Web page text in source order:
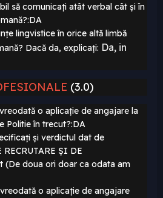
să comunicați atât verbal cât și în
lingvistice în orice altă limbă
Dacă da, explicați: Da, in
(3.0)
o aplicație de angajare la
Politie în trecut?:DA
și verdictul dat de
ȘI DE
(De doua ori doar ca odata am
o aplicație de angajare